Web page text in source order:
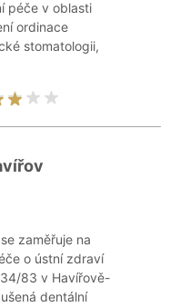
péče v oblasti
ordinace
stomatologii,
zaměřuje na
o ústní zdraví
83 v Havířově-
dentální